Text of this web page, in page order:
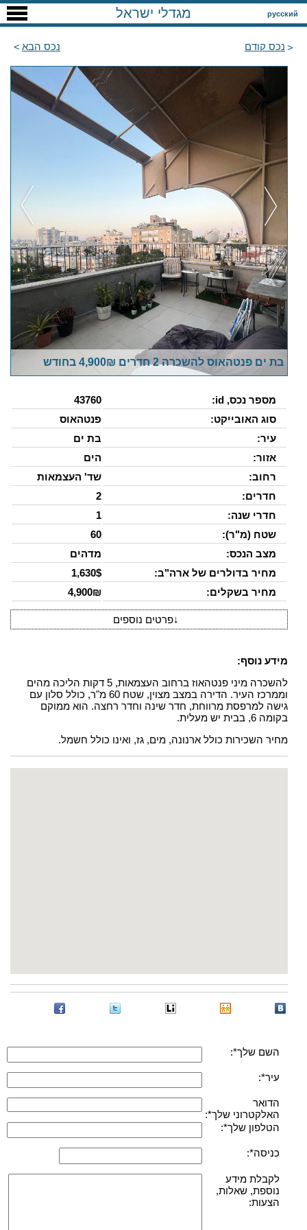
русский מגדלי ישראל
נכס קודם נכס הבא
בת ים פנטהאוס להשכרה 2 חדרים 4,900₪ בחודש
מספר נכס, id:
43760
סוג האובייקט:
פנטהאוס
עיר:
בת ים
אזור:
הים
רחוב:
שד' העצמאות
חדרים:
2
חדרי שנה:
1
שטח (מ"ר):
60
מצב הנכס:
מדהים
מחיר בדולרים של ארה"ב:
1,630$
מחיר בשקלים:
4,900₪
↓פרטים נוספים
מידע נוסף:
להשכרה מיני פנטהאוז ברחוב העצמאות, 5 דקות הליכה מהים
וממרכז העיר. הדירה במצב מצוין, שטח 60 מ"ר, כולל סלון עם
גישה למרפסת מרווחת, חדר שינה וחדר רחצה. הוא ממוקם
בקומה 6, בבית יש מעלית.
מחיר השכירות כולל ארנונה, מים, גז, ואינו כולל חשמל.
השם שלך*:
עיר*:
הדואר
האלקטרוני שלך*:
הטלפון שלך*:
כניסה*:
לקבלת מידע
נוספת, שאלות,
הצעות: